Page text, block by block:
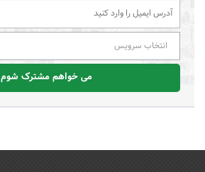
انتخاب سرویس
می خواهم مشترک شوم